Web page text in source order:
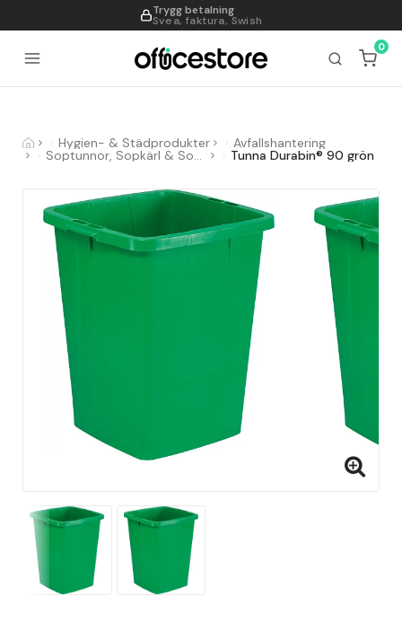
Trygg betalning
Svea, faktura, Swish
995
0
Hygien- & Städprodukter Avfallshantering
Soptunnor, Sopkärl & Sopsorteringskärl Tunna Durabin® 90 grön